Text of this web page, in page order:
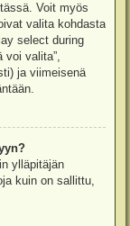
Voit myös
valita kohdasta
select during
voi valita”,
ja viimeisenä
ylläpitäjän
kuin on sallittu,